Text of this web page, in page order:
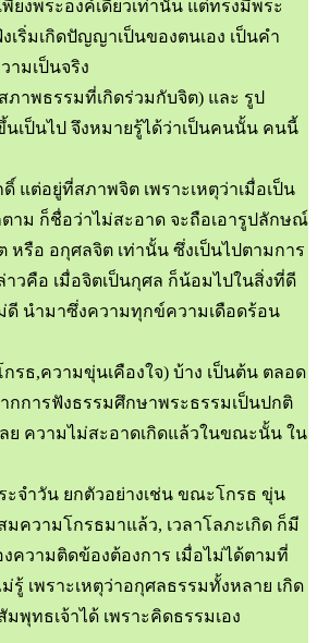
ยงพระองค์เดียวเท่านั้น แต่ทรงมีพระ
ริ่มเกิดปัญญาเป็นของตนเอง เป็นคำ
ามเป็นจริง
าพธรรมที่เกิดร่วมกับจิต) และ รูป
เป็นไป จึงหมายรู้ได้ว่าเป็นคนนั้น คนนี้
ต่อยู่ที่สภาพจิต เพราะเหตุว่าเมื่อเป็น
าม ก็ชื่อว่าไม่สะอาด จะถือเอารูปลักษณ์
รือ อกุศลจิต เท่านั้น ซึ่งเป็นไปตามการ
วคือ เมื่อจิตเป็นกุศล ก็น้อมไปในสิ่งที่ดี
ดี นำมาซึ่งความทุกข์ความเดือดร้อน
รธ,ความขุ่นเคืองใจ) บ้าง เป็นต้น ตลอด
กการฟังธรรมศึกษาพระธรรมเป็นปกติ
ย ความไม่สะอาดเกิดแล้วในขณะนั้น ใน
ะจำวัน ยกตัวอย่างเช่น ขณะโกรธ ขุ่น
ความโกรธมาแล้ว, เวลาโลภะเกิด ก็มี
ความติดข้องต้องการ เมื่อไม่ได้ตามที่
เพราะเหตุว่าอกุศลธรรมทั้งหลาย เกิด
ทธเจ้าได้ เพราะคิดธรรมเอง